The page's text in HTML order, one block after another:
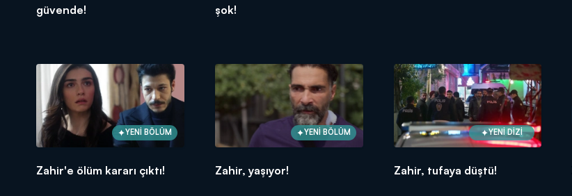
güvende!
şok!
YENİ BÖLÜM
Zahir'e ölüm kararı çıktı!
YENİ BÖLÜM
Zahir, yaşıyor!
YENİ DİZİ
Zahir, tufaya düştü!